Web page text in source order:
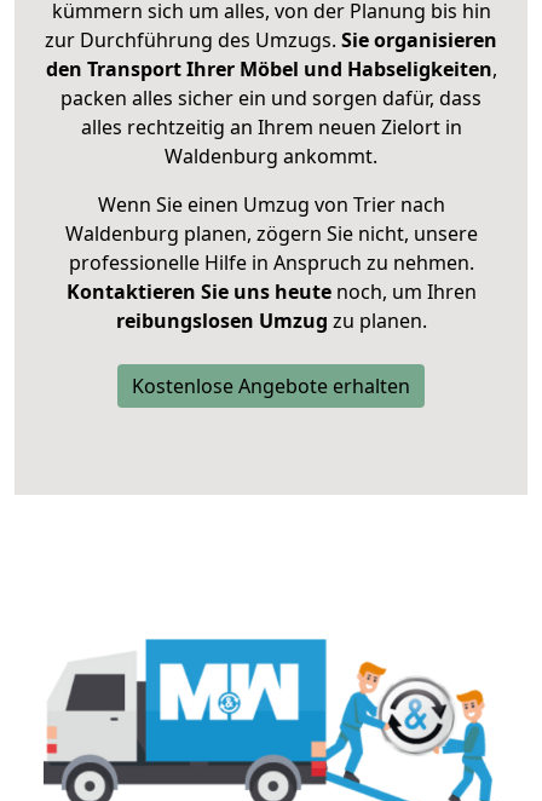
kümmern sich um alles, von der Planung bis hin
zur Durchführung des Umzugs. Sie organisieren
den Transport Ihrer Möbel und Habseligkeiten,
packen alles sicher ein und sorgen dafür, dass
alles rechtzeitig an Ihrem neuen Zielort in
Waldenburg ankommt.
Wenn Sie einen Umzug von Trier nach
Waldenburg planen, zögern Sie nicht, unsere
professionelle Hilfe in Anspruch zu nehmen.
Kontaktieren Sie uns heutenoch, um Ihren
reibungslosen Umzug zu planen.
Kostenlose Angebote erhalten